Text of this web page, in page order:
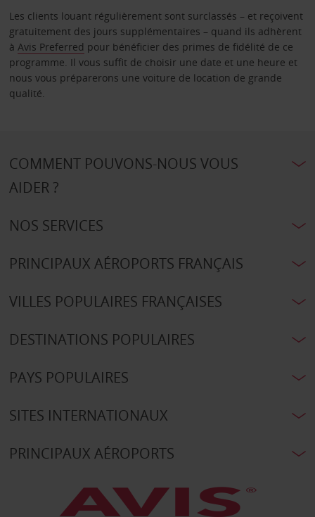
Les clients louant régulièrement sont surclassés – et reçoivent
gratuitement des jours supplémentaires – quand ils adhèrent
à Avis Preferred pour bénéficier des primes de fidélité de ce
programme. Il vous suffit de choisir une date et une heure et
nous vous préparerons une voiture de location de grande
qualité.
COMMENT POUVONS-NOUS VOUS
AIDER ?
NOS SERVICES
PRINCIPAUX AÉROPORTS FRANÇAIS
VILLES POPULAIRES FRANÇAISES
DESTINATIONS POPULAIRES
PAYS POPULAIRES
SITES INTERNATIONAUX
PRINCIPAUX AÉROPORTS